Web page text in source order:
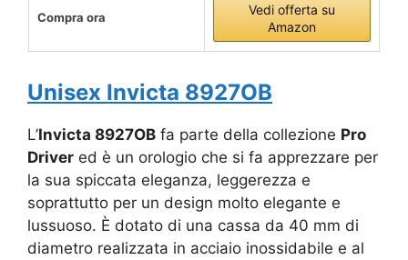
Compra ora
Vedi offerta su
Amazon
Unisex Invicta 8927OB
L’Invicta 8927OB fa parte della collezione Pro
Driver ed è un orologio che si fa apprezzare per
la sua spiccata eleganza, leggerezza e
soprattutto per un design molto elegante e
lussuoso. È dotato di una cassa da 40 mm di
diametro realizzata in acciaio inossidabile e al